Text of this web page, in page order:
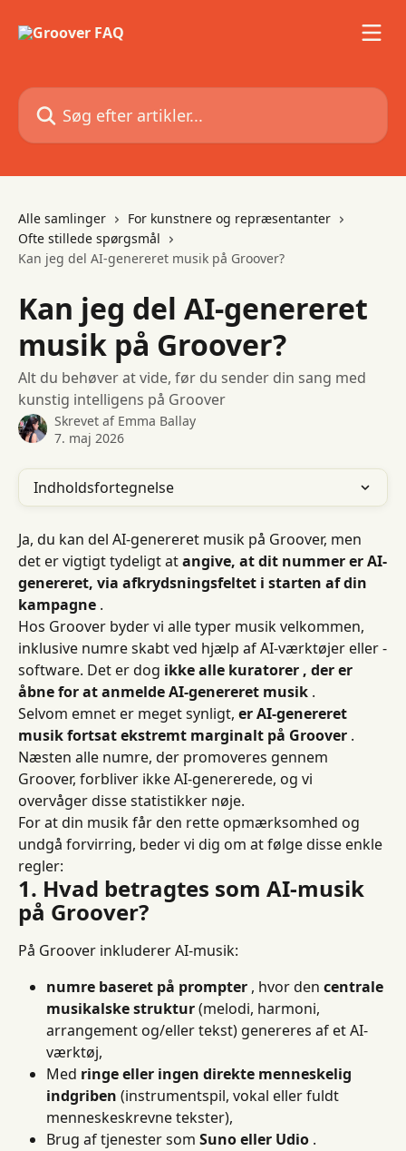
Søg efter artikler...
Alle samlinger
For kunstnere og repræsentanter
Ofte stillede spørgsmål
Kan jeg del AI-genereret musik på Groover?
Kan jeg del AI-genereret
musik på Groover?
Alt du behøver at vide, før du sender din sang med
kunstig intelligens på Groover
Skrevet af Emma Ballay
7. maj 2026
Indholdsfortegnelse
Ja, du kan del AI-genereret musik på Groover, men
det er vigtigt tydeligt at angive, at dit nummer er AI-
genereret, via afkrydsningsfeltet i starten af ​​din
kampagne .
Hos Groover byder vi alle typer musik velkommen,
inklusive numre skabt ved hjælp af AI-værktøjer eller -
software. Det er dog ikke alle kuratorer , der er
åbne for at anmelde AI-genereret musik .
Selvom emnet er meget synligt, er AI-genereret
musik fortsat ekstremt marginalt på Groover .
Næsten alle numre, der promoveres gennem
Groover, forbliver ikke AI-genererede, og vi
overvåger disse statistikker nøje.
For at din musik får den rette opmærksomhed og
undgå forvirring, beder vi dig om at følge disse enkle
regler:
1. Hvad betragtes som AI-musik
på Groover?
På Groover inkluderer AI-musik:
numre baseret på prompter , hvor den centrale
musikalske struktur (melodi, harmoni,
arrangement og/eller tekst) genereres af et AI-
værktøj,
Med ringe eller ingen direkte menneskelig
indgriben (instrumentspil, vokal eller fuldt
menneskeskrevne tekster),
Brug af tjenester som Suno eller Udio .